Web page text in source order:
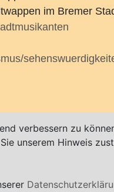
im Bremer
verbessern zu
unserem Hinweis